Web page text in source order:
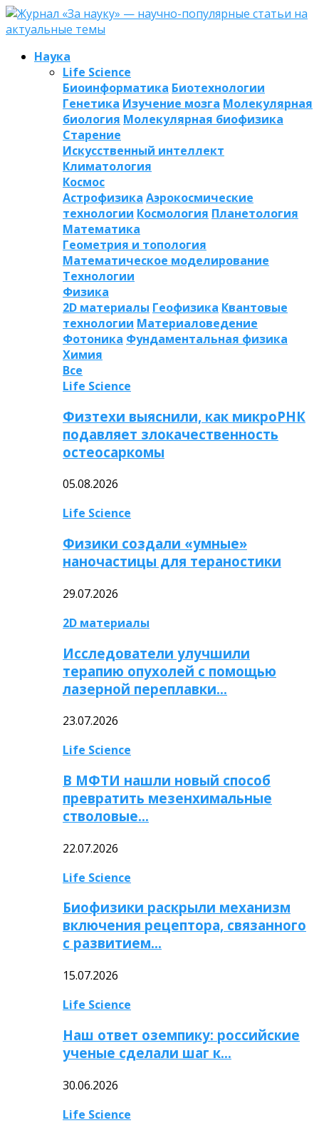
Наука
Life Science
Биоинформатика Биотехнологии
Генетика Изучение мозга Молекулярная
биология Молекулярная биофизика
Старение
Искусственный интеллект
Климатология
Космос
Астрофизика Аэрокосмические
технологии Космология Планетология
Математика
Геометрия и топология
Математическое моделирование
Технологии
Физика
2D материалы Геофизика Квантовые
технологии Материаловедение
Фотоника Фундаментальная физика
Химия
Все
Life Science
Физтехи выяснили, как микроРНК
подавляет злокачественность
остеосаркомы
05.08.2026
Life Science
Физики создали «умные»
наночастицы для тераностики
29.07.2026
2D материалы
Исследователи улучшили
терапию опухолей с помощью
лазерной переплавки…
23.07.2026
Life Science
В МФТИ нашли новый способ
превратить мезенхимальные
стволовые…
22.07.2026
Life Science
Биофизики раскрыли механизм
включения рецептора, связанного
с развитием…
15.07.2026
Life Science
Наш ответ оземпику: российские
ученые сделали шаг к…
30.06.2026
Life Science